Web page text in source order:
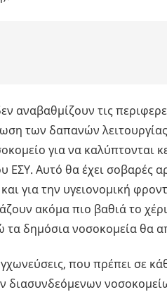
αναβαθμίζουν τις
των δαπανών
για να καλύπτονται
ΕΣΥ. Αυτό θα έχει σοβαρές
για την υγειονομική
ακόμα πιο βαθιά το
τα δημόσια νοσοκομεία θα
που πρέπει σε
διασυνδεόμενων